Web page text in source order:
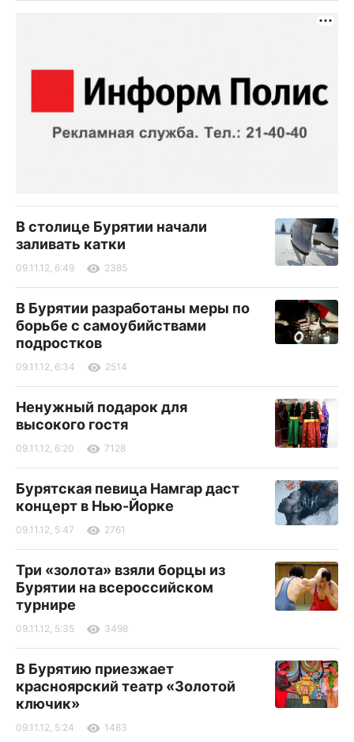
В столице Бурятии начали
заливать катки
09.11.12, 6:49 2385
В Бурятии разработаны меры по
борьбе с самоубийствами
подростков
09.11.12, 6:34 2514
Ненужный подарок для
высокого гостя
09.11.12, 6:20 7128
Бурятская певица Намгар даст
концерт в Нью-Йорке
09.11.12, 5:47 2761
Три «золота» взяли борцы из
Бурятии на всероссийском
турнире
09.11.12, 5:35 3498
В Бурятию приезжает
красноярский театр «Золотой
ключик»
09.11.12, 5:24 1483